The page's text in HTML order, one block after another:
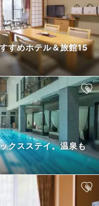
すめホテル＆旅館15
クスステイ。温泉も